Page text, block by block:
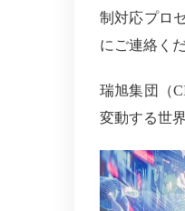
制対応プロ
にご連絡く
瑞旭集団（
変動する世